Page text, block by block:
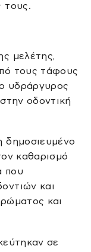
τους.
μελέτης,
τους τάφους
υδράργυρος
οδοντική
δημοσιευμένο
καθαρισμό
που
και
και
σε